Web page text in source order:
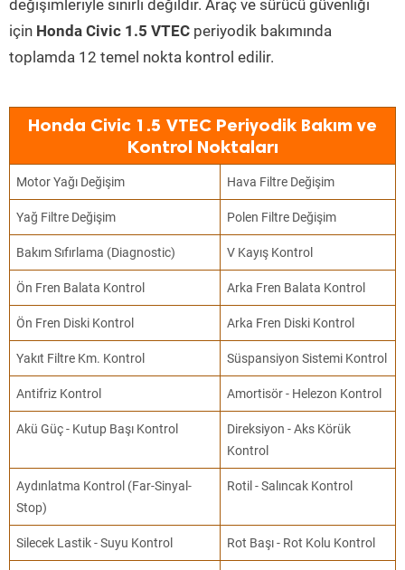
değişimleriyle sınırlı değildir. Araç ve sürücü güvenliği
için Honda Civic 1.5 VTEC periyodik bakımında
toplamda 12 temel nokta kontrol edilir.
Honda Civic 1.5 VTEC Periyodik Bakım ve
Kontrol Noktaları
Motor Yağı Değişim Hava Filtre Değişim
Yağ Filtre Değişim Polen Filtre Değişim
Bakım Sıfırlama (Diagnostic) V Kayış Kontrol
Ön Fren Balata Kontrol Arka Fren Balata Kontrol
Ön Fren Diski Kontrol Arka Fren Diski Kontrol
Yakıt Filtre Km. Kontrol Süspansiyon Sistemi Kontrol
Antifriz Kontrol Amortisör - Helezon Kontrol
Akü Güç - Kutup Başı Kontrol
Direksiyon - Aks Körük
Kontrol
Aydınlatma Kontrol (Far-Sinyal-
Stop)
Rotil - Salıncak Kontrol
Silecek Lastik - Suyu Kontrol Rot Başı - Rot Kolu Kontrol